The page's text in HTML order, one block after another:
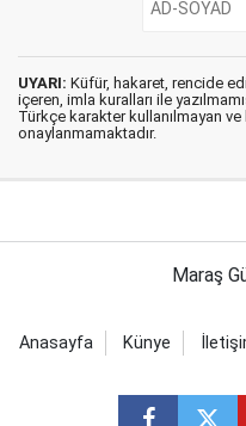
UYARI: Küfür, hakaret, rencide
içeren, imla kuralları ile
Türkçe karakter kullanılmayan
onaylanmamaktadır.
Maraş
Anasayfa Künye